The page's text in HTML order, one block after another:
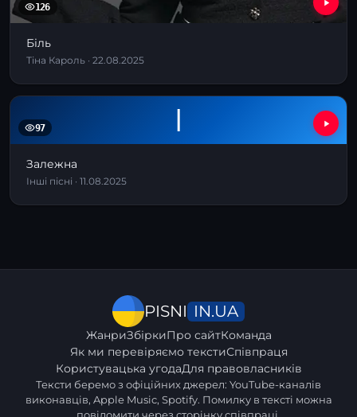
126
Біль
Тіна Кароль · 22.08.2025
І
97
Залежна
Інші пісні · 11.08.2025
PISNI IN.UA
ЖанриЗбіркиПро сайтКоманда
Як ми перевіряємо текстиСпівпраця
Користувацька угодаДля правовласників
Тексти беремо з офіційних джерел: YouTube-каналів
виконавців, Apple Music, Spotify. Помилку в тексті можна